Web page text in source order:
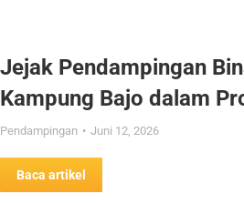
Jejak Pendampingan
Kampung Bajo dalam
Pendampingan Juni 12, 2026
Baca artikel